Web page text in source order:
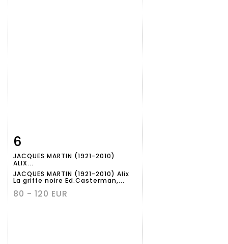
6
JACQUES MARTIN (1921-2010)
ALIX...
JACQUES MARTIN (1921-2010) Alix
La griffe noire Ed.Casterman,...
80 - 120 EUR